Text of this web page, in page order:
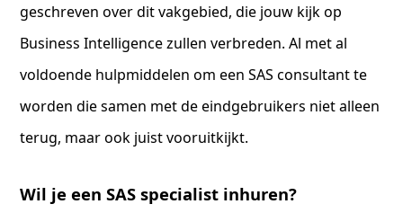
geschreven over dit vakgebied, die jouw kijk op
Business Intelligence zullen verbreden. Al met al
voldoende hulpmiddelen om een SAS consultant te
worden die samen met de eindgebruikers niet alleen
terug, maar ook juist vooruitkijkt.
Wil je een SAS specialist inhuren?